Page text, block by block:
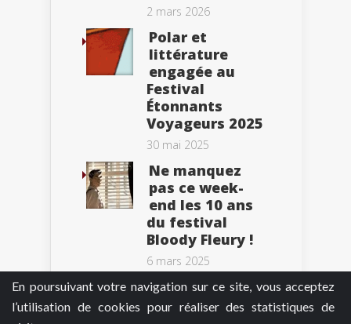
En poursuivant votre navigation sur ce site, vous acceptez
l’utilisation de cookies pour réaliser des statistiques de
2 mars 2026
Polar et
littérature
engagée au
Festival
Étonnants
Voyageurs 2025
30 mai 2025
Ne manquez
pas ce week-
end les 10 ans
du festival
Bloody Fleury !
6 mars 2025